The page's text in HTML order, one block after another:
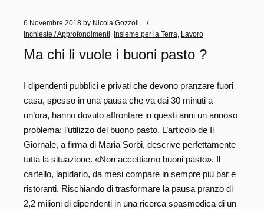
6 Novembre 2018 by Nicola Gozzoli
Inchieste / Approfondimenti
Insieme per la Terra Lavoro
Ma chi li vuole i buoni pasto ?
I dipendenti pubblici e privati che devono pranzare fuori
casa, spesso in una pausa che va dai 30 minuti a
un’ora, hanno dovuto affrontare in questi anni un annoso
problema: l’utilizzo del buono pasto. L’articolo de Il
Giornale, a firma di Maria Sorbi, descrive perfettamente
tutta la situazione. «Non accettiamo buoni pasto». Il
cartello, lapidario, da mesi compare in sempre più bar e
ristoranti. Rischiando di trasformare la pausa pranzo di
2,2 milioni di dipendenti in una ricerca spasmodica di un